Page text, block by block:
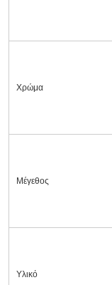
Χρώμα
Μέγεθος
Υλικό